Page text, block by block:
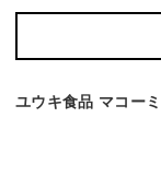
ユウキ食品 マコー